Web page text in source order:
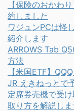
【保険のおかわ
約しました
ワジュンPCは怪
紹介します
ARROWS Tab
方法
【米国ETF】
JR えきねっとで
定席券売機で受
取り方を解説しま